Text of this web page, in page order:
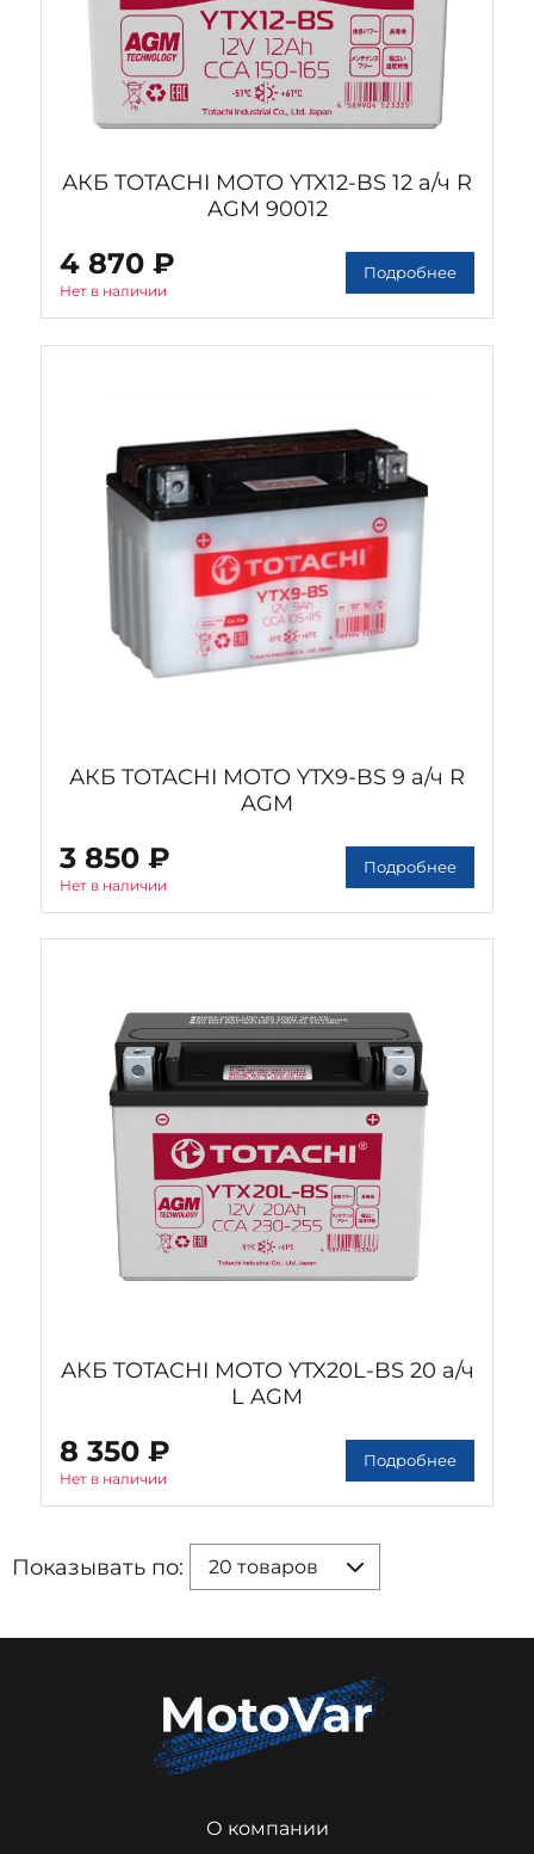
АКБ TOTACHI MOTO YTX12-BS 12 а/ч R
AGM 90012
4 870 ₽
Нет в наличии
Подробнее
АКБ TOTACHI MOTO YTX9-BS 9 а/ч R
AGM
3 850 ₽
Нет в наличии
Подробнее
АКБ TOTACHI MOTO YTX20L-BS 20 а/ч
L AGM
8 350 ₽
Нет в наличии
Подробнее
Показывать по: 20 товаров
О компании